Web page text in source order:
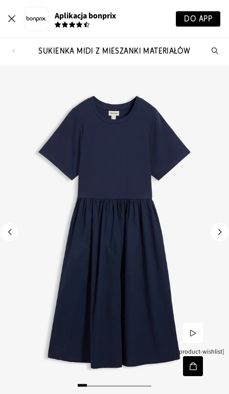
Aplikacja bonprix DO APP
SUKIENKA MIDI Z MIESZANKI MATERIAŁÓW
[node-product-wishlist]